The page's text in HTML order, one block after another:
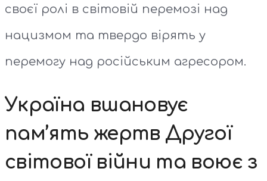
своєї ролі в світовій перемозі над
нацизмом та твердо вірять у
перемогу над російським агресором.
Україна вшановує
пам’ять жертв Другої
світової війни та воює з